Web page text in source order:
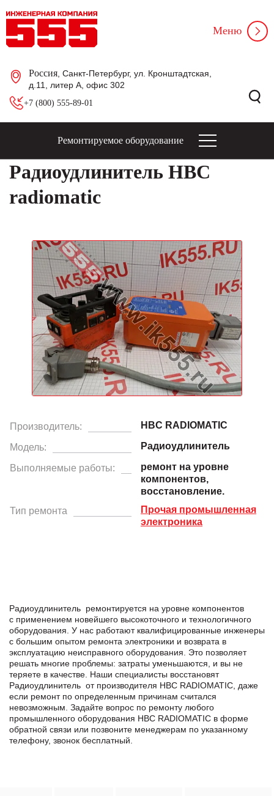
Россия , Санкт-Петербург, ул. Кронштадтская,
д.11, литер А, офис 302
+7 (800) 555-89-01
Меню
Ремонтируемое оборудование
Радиоудлинитель HBC
radiomatic
Производитель: HBC RADIOMATIC
Модель: Радиоудлинитель
Выполняемые работы:
ремонт на уровне
компонентов,
восстановление.
Тип ремонта
Прочая промышленная
электроника
Радиоудлинитель ремонтируется на уровне компонентов
с применением новейшего высокоточного и технологичного
оборудования. У нас работают квалифицированные инженеры
с большим опытом ремонта электроники и возврата в
эксплуатацию неисправного оборудования. Это позволяет
решать многие проблемы: затраты уменьшаются, и вы не
теряете в качестве. Наши специалисты восстановят
Радиоудлинитель от производителя HBC RADIOMATIC, даже
если ремонт по определенным причинам считался
невозможным. Задайте вопрос по ремонту любого
промышленного оборудования HBC RADIOMATIC в формe
обратной связи или позвоните менеджерам по указанному
телефону, звонок бесплатный.